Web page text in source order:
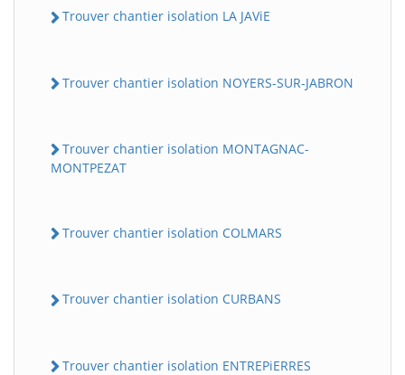
Trouver chantier isolation LA JAViE
Trouver chantier isolation NOYERS-SUR-JABRON
Trouver chantier isolation MONTAGNAC-
MONTPEZAT
Trouver chantier isolation COLMARS
Trouver chantier isolation CURBANS
Trouver chantier isolation ENTREPiERRES